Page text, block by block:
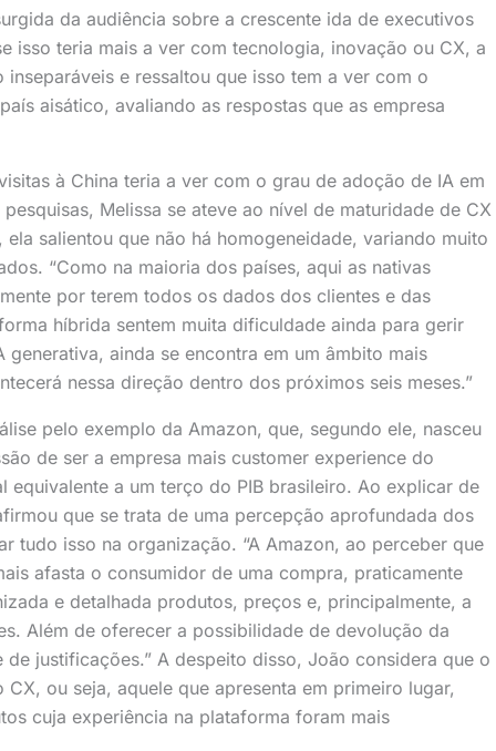
da audiência sobre a crescente ida de executivos
isso teria mais a ver com tecnologia, inovação ou CX, a
e ressaltou que isso tem a ver com o
aisático, avaliando as respostas que as empresa
à China teria a ver com o grau de adoção de IA em
Melissa se ateve ao nível de maturidade de CX
salientou que não há homogeneidade, variando muito
“Como na maioria dos países, aqui as nativas
por terem todos os dados dos clientes e das
híbrida sentem muita dificuldade ainda para gerir
ainda se encontra em um âmbito mais
nessa direção dentro dos próximos seis meses.”
pelo exemplo da Amazon, que, segundo ele, nasceu
de ser a empresa mais customer experience do
equivalente a um terço do PIB brasileiro. Ao explicar de
que se trata de uma percepção aprofundada dos
tudo isso na organização. “A Amazon, ao perceber que
afasta o consumidor de uma compra, praticamente
e detalhada produtos, preços e, principalmente, a
Além de oferecer a possibilidade de devolução da
justificações.” A despeito disso, João considera que o
ou seja, aquele que apresenta em primeiro lugar,
cuja experiência na plataforma foram mais